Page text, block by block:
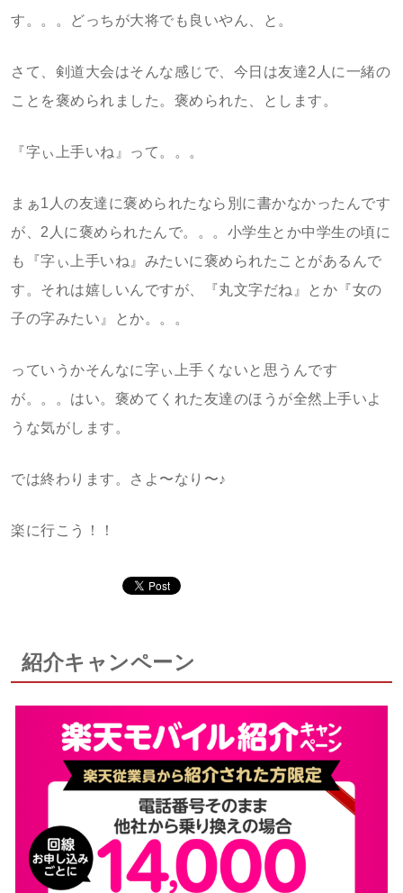
す。。。どっちが大将でも良いやん、と。
さて、剣道大会はそんな感じで、今日は友達2人に一緒の
ことを褒められました。褒められた、とします。
『字ぃ上手いね』って。。。
まぁ1人の友達に褒められたなら別に書かなかったんです
が、2人に褒められたんで。。。小学生とか中学生の頃に
も『字ぃ上手いね』みたいに褒められたことがあるんで
す。それは嬉しいんですが、『丸文字だね』とか『女の
子の字みたい』とか。。。
っていうかそんなに字ぃ上手くないと思うんです
が。。。はい。褒めてくれた友達のほうが全然上手いよ
うな気がします。
では終わります。さよ〜なり〜♪
楽に行こう！！
紹介キャンペーン